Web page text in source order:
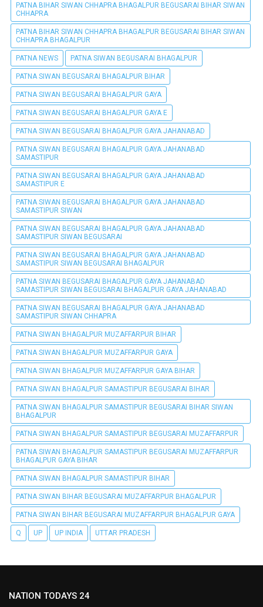
PATNA BIHAR SIWAN CHHAPRA BHAGALPUR BEGUSARAI BIHAR SIWAN
CHHAPRA
PATNA BIHAR SIWAN CHHAPRA BHAGALPUR BEGUSARAI BIHAR SIWAN
CHHAPRA BHAGALPUR
PATNA NEWS PATNA SIWAN BEGUSARAI BHAGALPUR
PATNA SIWAN BEGUSARAI BHAGALPUR BIHAR
PATNA SIWAN BEGUSARAI BHAGALPUR GAYA
PATNA SIWAN BEGUSARAI BHAGALPUR GAYA E
PATNA SIWAN BEGUSARAI BHAGALPUR GAYA JAHANABAD
PATNA SIWAN BEGUSARAI BHAGALPUR GAYA JAHANABAD
SAMASTIPUR
PATNA SIWAN BEGUSARAI BHAGALPUR GAYA JAHANABAD
SAMASTIPUR E
PATNA SIWAN BEGUSARAI BHAGALPUR GAYA JAHANABAD
SAMASTIPUR SIWAN
PATNA SIWAN BEGUSARAI BHAGALPUR GAYA JAHANABAD
SAMASTIPUR SIWAN BEGUSARAI
PATNA SIWAN BEGUSARAI BHAGALPUR GAYA JAHANABAD
SAMASTIPUR SIWAN BEGUSARAI BHAGALPUR
PATNA SIWAN BEGUSARAI BHAGALPUR GAYA JAHANABAD
SAMASTIPUR SIWAN BEGUSARAI BHAGALPUR GAYA JAHANABAD
PATNA SIWAN BEGUSARAI BHAGALPUR GAYA JAHANABAD
SAMASTIPUR SIWAN CHHAPRA
PATNA SIWAN BHAGALPUR MUZAFFARPUR BIHAR
PATNA SIWAN BHAGALPUR MUZAFFARPUR GAYA
PATNA SIWAN BHAGALPUR MUZAFFARPUR GAYA BIHAR
PATNA SIWAN BHAGALPUR SAMASTIPUR BEGUSARAI BIHAR
PATNA SIWAN BHAGALPUR SAMASTIPUR BEGUSARAI BIHAR SIWAN
BHAGALPUR
PATNA SIWAN BHAGALPUR SAMASTIPUR BEGUSARAI MUZAFFARPUR
PATNA SIWAN BHAGALPUR SAMASTIPUR BEGUSARAI MUZAFFARPUR
BHAGALPUR GAYA BIHAR
PATNA SIWAN BHAGALPUR SAMASTIPUR BIHAR
PATNA SIWAN BIHAR BEGUSARAI MUZAFFARPUR BHAGALPUR
PATNA SIWAN BIHAR BEGUSARAI MUZAFFARPUR BHAGALPUR GAYA
Q UP UP INDIA UTTAR PRADESH
NATION TODAYS 24